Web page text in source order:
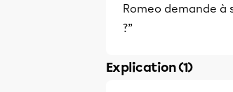
Romeo demande à
?”
Explication (1)